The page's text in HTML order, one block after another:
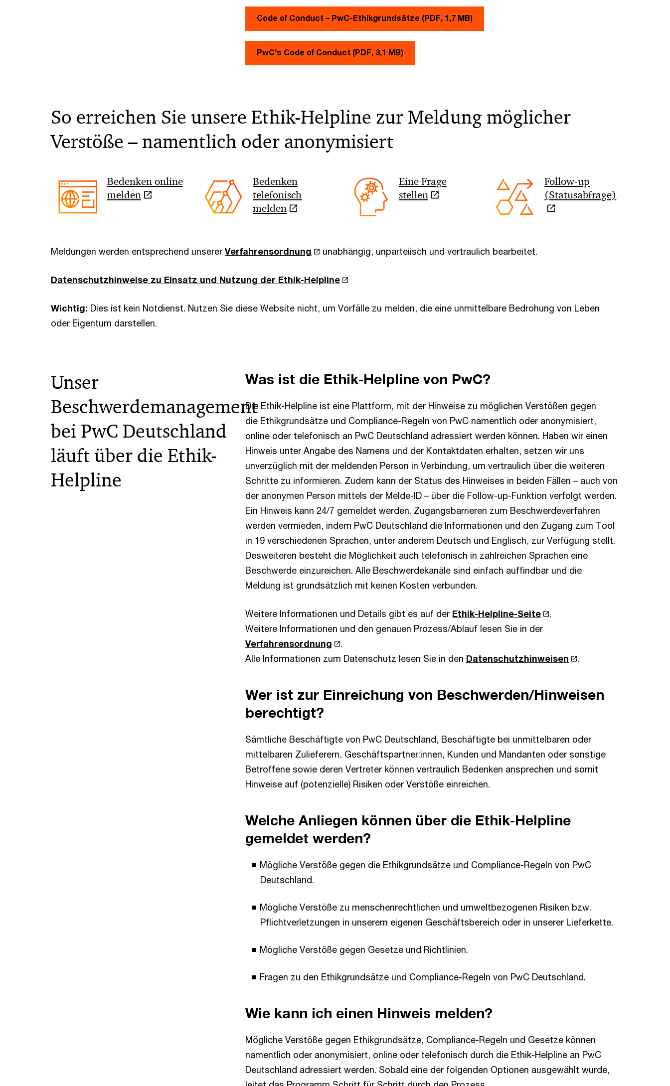
Code of Conduct – PwC-Ethikgrundsätze (PDF, 1,7 MB)
PwC’s Code of Conduct (PDF, 3,1 MB)
So erreichen Sie unsere Ethik-Helpline zur Meldung möglicher
Verstöße – namentlich oder anonymisiert
Bedenken online
melden
Bedenken
telefonisch
melden
Eine Frage
stellen
Follow-up
(Statusabfrage)
Meldungen werden entsprechend unserer Verfahrensordnung unabhängig, unparteiisch und vertraulich bearbeitet.
Datenschutzhinweise zu Einsatz und Nutzung der Ethik-Helpline
Wichtig: Dies ist kein Notdienst. Nutzen Sie diese Website nicht, um Vorfälle zu melden, die eine unmittelbare Bedrohung von Leben
oder Eigentum darstellen.
Unser
Beschwerdemanagement
bei PwC Deutschland
läuft über die Ethik-
Helpline
Was ist die Ethik-Helpline von PwC?
Die Ethik-Helpline ist eine Plattform, mit der Hinweise zu möglichen Verstößen gegen
die Ethikgrundsätze und Compliance-Regeln von PwC namentlich oder anonymisiert,
online oder telefonisch an PwC Deutschland adressiert werden können. Haben wir einen
Hinweis unter Angabe des Namens und der Kontaktdaten erhalten, setzen wir uns
unverzüglich mit der meldenden Person in Verbindung, um vertraulich über die weiteren
Schritte zu informieren. Zudem kann der Status des Hinweises in beiden Fällen – auch von
der anonymen Person mittels der Melde-ID – über die Follow-up-Funktion verfolgt werden.
Ein Hinweis kann 24/7 gemeldet werden. Zugangsbarrieren zum Beschwerdeverfahren
werden vermieden, indem PwC Deutschland die Informationen und den Zugang zum Tool
in 19 verschiedenen Sprachen, unter anderem Deutsch und Englisch, zur Verfügung stellt.
Desweiteren besteht die Möglichkeit auch telefonisch in zahlreichen Sprachen eine
Beschwerde einzureichen. Alle Beschwerdekanäle sind einfach auffindbar und die
Meldung ist grundsätzlich mit keinen Kosten verbunden.
Weitere Informationen und Details gibt es auf der Ethik-Helpline-Seite
.
Weitere Informationen und den genauen Prozess/Ablauf lesen Sie in der
Verfahrensordnung
.
Alle Informationen zum Datenschutz lesen Sie in den Datenschutzhinweisen .
Wer ist zur Einreichung von Beschwerden/Hinweisen
berechtigt?
Sämtliche Beschäftigte von PwC Deutschland, Beschäftigte bei unmittelbaren oder
mittelbaren Zulieferern, Geschäftspartner:innen, Kunden und Mandanten oder sonstige
Betroffene sowie deren Vertreter können vertraulich Bedenken ansprechen und somit
Hinweise auf (potenzielle) Risiken oder Verstöße einreichen.
Welche Anliegen können über die Ethik-Helpline
gemeldet werden?
Mögliche Verstöße gegen die Ethikgrundsätze und Compliance-Regeln von PwC
Deutschland.
Mögliche Verstöße zu menschenrechtlichen und umweltbezogenen Risiken bzw.
Pflichtverletzungen in unserem eigenen Geschäftsbereich oder in unserer Lieferkette.
Mögliche Verstöße gegen Gesetze und Richtlinien.
Fragen zu den Ethikgrundsätze und Compliance-Regeln von PwC Deutschland.
Wie kann ich einen Hinweis melden?
Mögliche Verstöße gegen Ethikgrundsätze, Compliance-Regeln und Gesetze können
namentlich oder anonymisiert, online oder telefonisch durch die Ethik-Helpline an PwC
Deutschland adressiert werden. Sobald eine der folgenden Optionen ausgewählt wurde,